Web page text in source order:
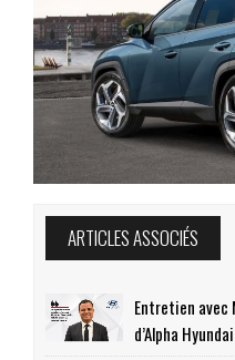
ARTICLES ASSOCIÉS
Entretien avec
d’Alpha